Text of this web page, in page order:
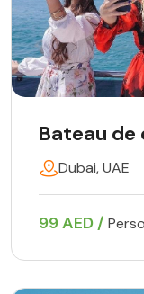
Bateau de
Dubai, UAE
99 AED /